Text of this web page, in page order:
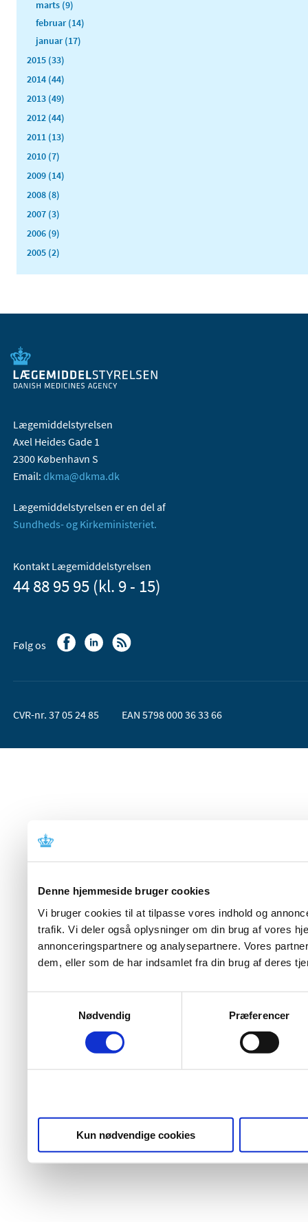
Denne hjemmeside bruger cookies
Vi bruger cookies til at tilpasse vores indhold og
trafik. Vi deler også oplysninger om din brug af vores
annonceringspartnere og analysepartnere. Vores
dem, eller som de har indsamlet fra din brug af deres
Nødvendig
Præferencer
Kun nødvendige cookies
marts (9)
februar (14)
januar (17)
2015 (33)
2014 (44)
2013 (49)
2012 (44)
2011 (13)
2010 (7)
2009 (14)
2008 (8)
2007 (3)
2006 (9)
2005 (2)
Lægemiddelstyrelsen
Axel Heides Gade 1
2300 København S
Email: dkma@dkma.dk
Lægemiddelstyrelsen er en del af
Sundheds- og Kirkeministeriet.
Kontakt Lægemiddelstyrelsen
44 88 95 95 (kl. 9 - 15)
Følg os
CVR-nr. 37 05 24 85 EAN 5798 000 36 33 66